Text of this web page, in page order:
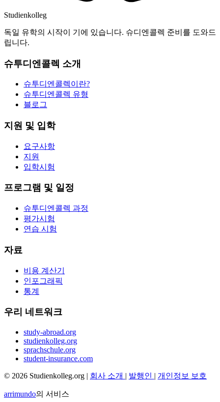
Studienkolleg
독일 유학의 시작이 기에 있습니다. 슈디엔콜렉 준비를 도와드
립니다.
슈투디엔콜렉 소개
슈투디엔콜렉이란?
슈투디엔콜렉 유형
블로그
지원 및 입학
요구사항
지원
입학시험
프로그램 및 일정
슈투디엔콜렉 과정
평가시험
연습 시험
자료
비용 계산기
인포그래픽
통계
우리 네트워크
study-abroad.org
studienkolleg.org
sprachschule.org
student-insurance.com
© 2026 Studienkolleg.org | 회사 소개 | 발행인 | 개인정보 보호
arrimundo의 서비스